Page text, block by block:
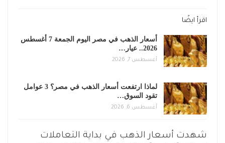
اقرأ ايضًا
أسعار الذهب في مصر اليوم الجمعة 7 أغسطس
2026.. عيار…
أغسطس 7, 2026
لماذا ارتفعت أسعار الذهب في مصر؟ 3 عوامل
تقود السوق…
أغسطس 6, 2026
شهدت أسعار الذهب في بداية التعاملات